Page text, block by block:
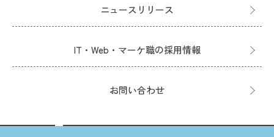
ニュースリリース
IT・Web・マーケ職の採用情報
お問い合わせ